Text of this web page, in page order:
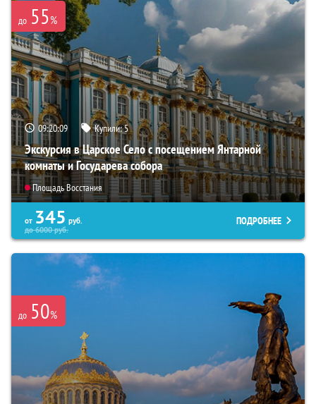
до 55%
09:20:08 Купили:5
Экскурсия в Царское Село с посещением Янтарной
комнаты и Государева собора
Площадь Восстания
от 345 руб.
до6000руб.
ПОДРОБНЕЕ
до 50%